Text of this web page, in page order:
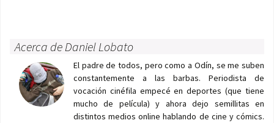
Acerca de Daniel Lobato
El padre de todos, pero como a Odín, se me suben
constantemente a las barbas. Periodista de
vocación cinéfila empecé en deportes (que tiene
mucho de película) y ahora dejo semillitas en
distintos medios online hablando de cine y cómics.